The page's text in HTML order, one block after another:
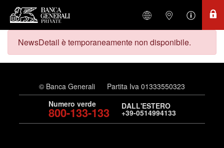
NewsDetail è temporaneamente non disponibile.
© Banca Generali
Partita Iva 01333550323
Numero verde
800-133-133 DALL'ESTERO
+39-0514994133